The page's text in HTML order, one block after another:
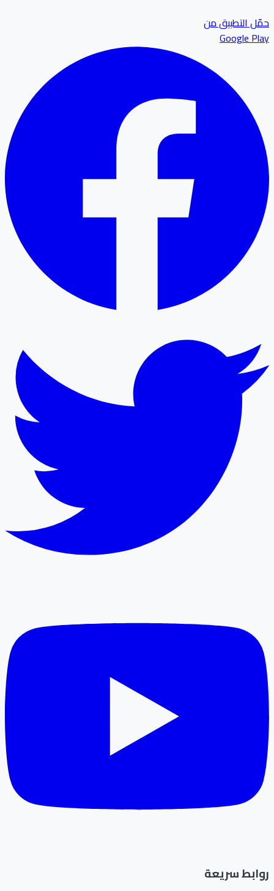
التطبيق من
Google
سريعة